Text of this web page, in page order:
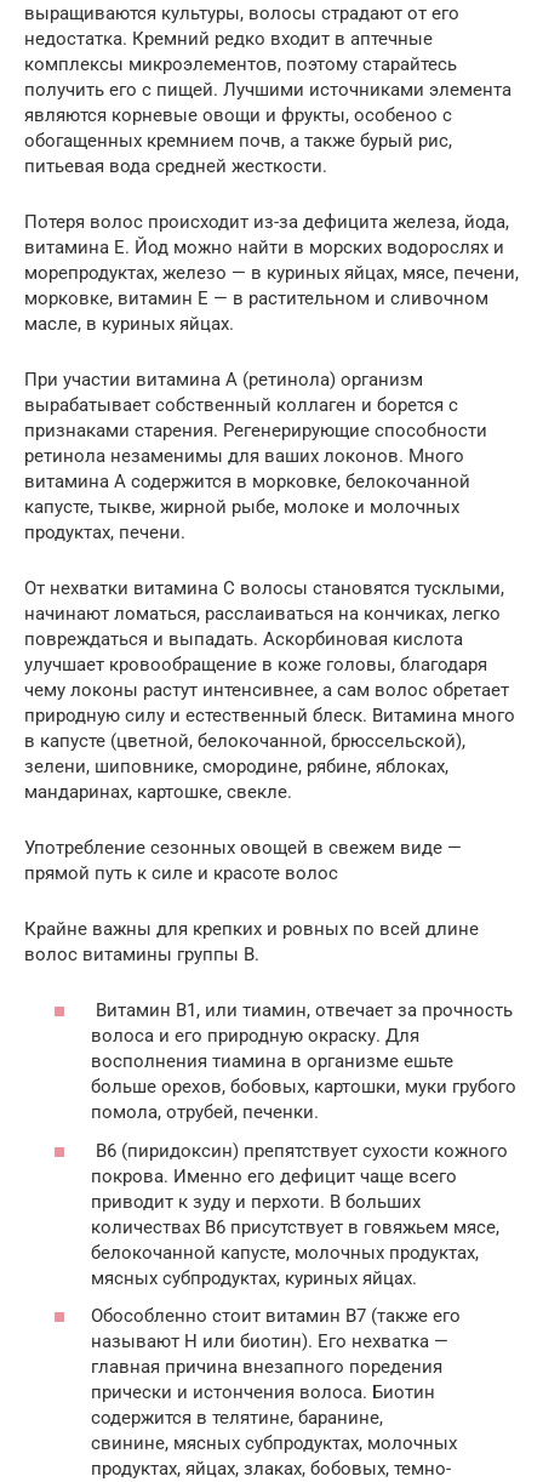
выращиваются культуры, волосы страдают от его
недостатка. Кремний редко входит в аптечные
комплексы микроэлементов, поэтому старайтесь
получить его с пищей. Лучшими источниками элемента
являются корневые овощи и фрукты, особеноо с
обогащенных кремнием почв, а также бурый рис,
питьевая вода средней жесткости.
Потеря волос происходит из-за дефицита железа, йода,
витамина E. Йод можно найти в морских водорослях и
морепродуктах, железо — в куриных яйцах, мясе, печени,
морковке, витамин E — в растительном и сливочном
масле, в куриных яйцах.
При участии витамина A (ретинола) организм
вырабатывает собственный коллаген и борется с
признаками старения. Регенерирующие способности
ретинола незаменимы для ваших локонов. Много
витамина A содержится в морковке, белокочанной
капусте, тыкве, жирной рыбе, молоке и молочных
продуктах, печени.
От нехватки витамина C волосы становятся тусклыми,
начинают ломаться, расслаиваться на кончиках, легко
повреждаться и выпадать. Аскорбиновая кислота
улучшает кровообращение в коже головы, благодаря
чему локоны растут интенсивнее, а сам волос обретает
природную силу и естественный блеск. Витамина много
в капусте (цветной, белокочанной, брюссельской),
зелени, шиповнике, смородине, рябине, яблоках,
мандаринах, картошке, свекле.
Употребление сезонных овощей в свежем виде —
прямой путь к силе и красоте волос
Крайне важны для крепких и ровных по всей длине
волос витамины группы B.
Витамин B1, или тиамин, отвечает за прочность
волоса и его природную окраску. Для
восполнения тиамина в организме ешьте
больше орехов, бобовых, картошки, муки грубого
помола, отрубей, печенки.
B6 (пиридоксин) препятствует сухости кожного
покрова. Именно его дефицит чаще всего
приводит к зуду и перхоти. В больших
количествах B6 присутствует в говяжьем мясе,
белокочанной капусте, молочных продуктах,
мясных субпродуктах, куриных яйцах.
Обособленно стоит витамин B7 (также его
называют H или биотин). Его нехватка —
главная причина внезапного поредения
прически и истончения волоса. Биотин
содержится в телятине, баранине,
свинине, мясных субпродуктах, молочных
продуктах, яйцах, злаках, бобовых, темно-